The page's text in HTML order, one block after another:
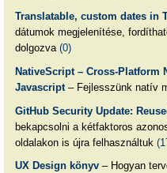
Translatable, custom dates in
dátumok megjelenítése,
dolgozva (0)
NativeScript – Cross-Platform
Javascript– Fejlesszünk natív
GitHub Security Update:
bekapcsolni a kétfaktoros
oldalakon is újra felhasználtuk
UX Design könyv– Hogyan